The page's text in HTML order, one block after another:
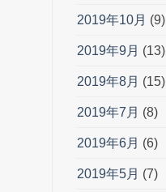
2019年10月 (9)
2019年9月 (13)
2019年8月 (15)
2019年7月 (8)
2019年6月 (6)
2019年5月 (7)